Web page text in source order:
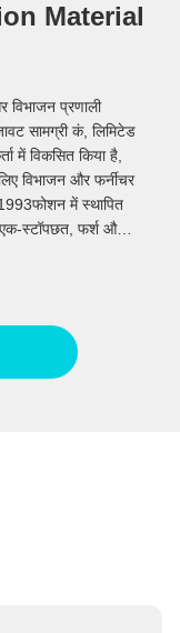
Material
प्रणाली
सामग्री कं, लिमिटेड
में विकसित किया है,
विभाजन और फर्नीचर
में स्थापित
स्टॉपछत, फर्श और
वी...